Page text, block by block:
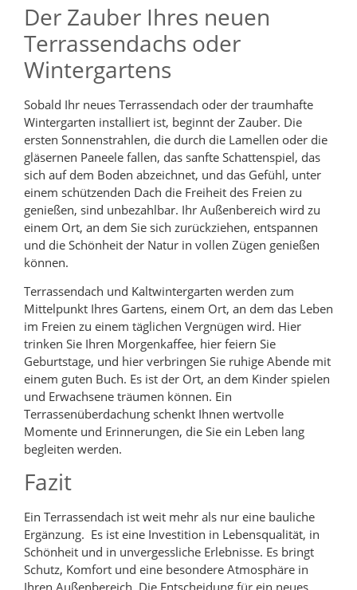
Der Zauber Ihres neuen
Terrassendachs oder
Wintergartens
Sobald Ihr neues Terrassendach oder der traumhafte
Wintergarten installiert ist, beginnt der Zauber. Die
ersten Sonnenstrahlen, die durch die Lamellen oder die
gläsernen Paneele fallen, das sanfte Schattenspiel, das
sich auf dem Boden abzeichnet, und das Gefühl, unter
einem schützenden Dach die Freiheit des Freien zu
genießen, sind unbezahlbar. Ihr Außenbereich wird zu
einem Ort, an dem Sie sich zurückziehen, entspannen
und die Schönheit der Natur in vollen Zügen genießen
können.
Terrassendach und Kaltwintergarten werden zum
Mittelpunkt Ihres Gartens, einem Ort, an dem das Leben
im Freien zu einem täglichen Vergnügen wird. Hier
trinken Sie Ihren Morgenkaffee, hier feiern Sie
Geburtstage, und hier verbringen Sie ruhige Abende mit
einem guten Buch. Es ist der Ort, an dem Kinder spielen
und Erwachsene träumen können. Ein
Terrassenüberdachung schenkt Ihnen wertvolle
Momente und Erinnerungen, die Sie ein Leben lang
begleiten werden.
Fazit
Ein Terrassendach ist weit mehr als nur eine bauliche
Ergänzung. Es ist eine Investition in Lebensqualität, in
Schönheit und in unvergessliche Erlebnisse. Es bringt
Schutz, Komfort und eine besondere Atmosphäre in